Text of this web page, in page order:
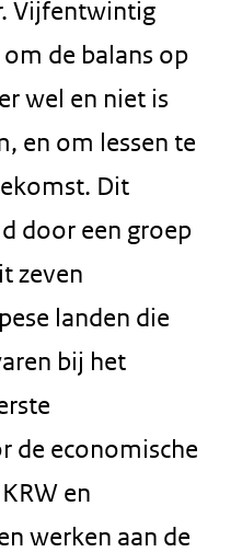
Vijfentwintig
de balans op
wel en niet is
en om lessen te
Dit
door een groep
zeven
landen die
bij het
de economische
en
werken aan de